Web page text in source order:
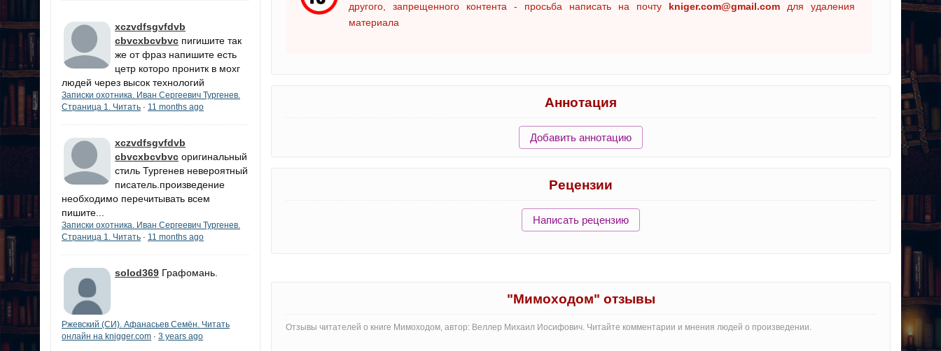
xczvdfsgvfdvb
cbvcxbcvbvc пигишите так
же от фраз напишите есть
цетр которо пронитк в мохг
людей через высок технологий
Записки охотника. Иван Сергеевич Тургенев.
Страница 1. Читать · 11 months ago
xczvdfsgvfdvb
cbvcxbcvbvc оригинальный
стиль Тургенев невероятный
писатель.произведение
необходимо перечитывать всем
пишите...
Записки охотника. Иван Сергеевич Тургенев.
Страница 1. Читать · 11 months ago
solod369 Графомань.
Ржевский (СИ). Афанасьев Семён. Читать
онлайн на knigger.com · 3 years ago
другого, запрещенного контента - просьба написать на почту kniger.com@gmail.com для удаления
материала
Аннотация
Добавить аннотацию
Рецензии
Написать рецензию
"Мимоходом" отзывы
Отзывы читателей о книге Мимоходом, автор: Веллер Михаил Иосифович. Читайте комментарии и мнения людей о произведении.